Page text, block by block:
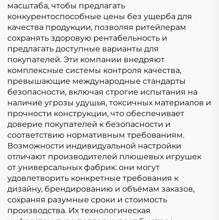
масштаба, чтобы предлагать
конкурентоспособные цены без ущерба для
качества продукции, позволяя ритейлерам
сохранять здоровую рентабельность и
предлагать доступные варианты для
покупателей. Эти компании внедряют
комплексные системы контроля качества,
превышающие международные стандарты
безопасности, включая строгие испытания на
наличие угрозы удушья, токсичных материалов и
прочности конструкции, что обеспечивает
доверие покупателей к безопасности и
соответствию нормативным требованиям.
Возможности индивидуальной настройки
отличают производителей плюшевых игрушек
от универсальных фабрик: они могут
удовлетворить конкретные требования к
дизайну, брендированию и объёмам заказов,
сохраняя разумные сроки и стоимость
производства. Их технологическая